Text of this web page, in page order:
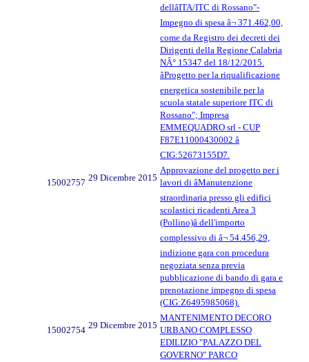
dellâITA/ITC di Rossano"-
Impegno di spesa â¬ 371.462,00,
come da Registro dei decreti dei
Dirigenti della Regione Calabria
NÂ° 15347 del 18/12/2015.
âProgetto per la riqualificazione
energetica sostenibile per la
scuola statale superiore ITC di
Rossano"; Impresa
EMMEQUADRO srl - CUP
F87E11000430002 â
CIG:52673155D7.
15002757 29 Dicembre 2015
Approvazione del progetto per i
lavori di âManutenzione
straordinaria presso gli edifici
scolastici ricadenti Area 3
(Pollino)â dell'importo
complessivo di â¬ 54.456,29,
indizione gara con procedura
negoziata senza previa
pubblicazione di bando di gara e
prenotazione impegno di spesa
(CIG:Z6495985068).
15002754 29 Dicembre 2015
MANTENIMENTO DECORO
URBANO COMPLESSO
EDILIZIO "PALAZZO DEL
GOVERNO" PARCO